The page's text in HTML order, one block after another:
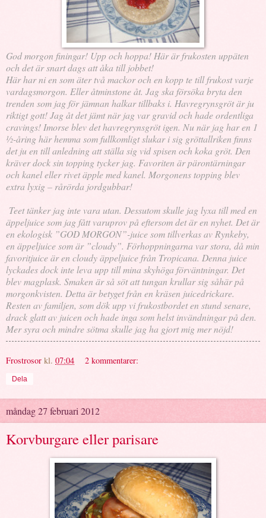
God morgon finingar! Upp och hoppa! Här är frukosten uppäten
och det är snart dags att åka till jobbet!
Här har ni en som äter två mackor och en kopp te till frukost varje
vardagsmorgon. Eller åtminstone åt. Jag ska försöka bryta den
trenden som jag för jämnan halkar tillbaks i. Havregrynsgröt är ju
riktigt gott! Jag åt det jämt när jag var gravid och hade ordentliga
cravings! Imorse blev det havregrynsgröt igen. Nu när jag har en 1
½-åring här hemma som fullkomligt slukar i sig gröttallriken finns
det ju en till anledning att ställa sig vid spisen och koka gröt. Den
kräver dock sin topping tycker jag. Favoriten är pärontärningar
och kanel eller rivet äpple med kanel. Morgonens topping blev
extra lyxig – rårörda jordgubbar!
Teet tänker jag inte vara utan. Dessutom skulle jag lyxa till med en
äppeljuice som jag fått varuprov på eftersom det är en nyhet. Det är
en ekologisk ”GOD MORGON”-juice som tillverkas av Rynkeby,
en äppeljuice som är ”cloudy”. Förhoppningarna var stora, då min
favoritjuice är en cloudy äppeljuice från Tropicana. Denna juice
lyckades dock inte leva upp till mina skyhöga förväntningar. Det
blev magplask. Smaken är så söt att tungan krullar sig såhär på
morgonkvisten. Detta är betyget från en kräsen juicedrickare.
Resten av familjen, som dök upp vi frukostbordet en stund senare,
drack glatt av juicen och hade inga som helst invändningar på den.
Mer syra och mindre sötma skulle jag ha gjort mig mer nöjd!
Frostrosor kl. 07:04 2 kommentarer:
Dela
måndag 27 februari 2012
Korvburgare eller parisare